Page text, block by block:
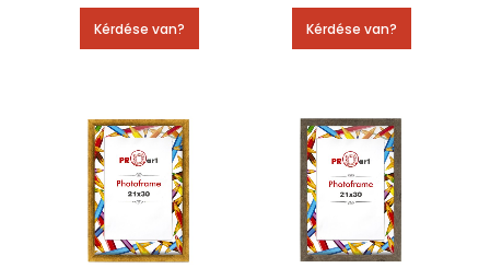
Kérdése van? Kérdése van?